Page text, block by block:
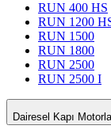
RUN 400 HS
RUN 1200
RUN 1500
RUN 1800
RUN 2500
RUN 2500 I
Dairesel Kapı